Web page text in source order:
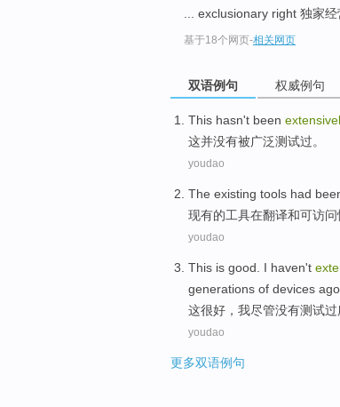
... exclusionary right 独家经
基于18个网页-相关网页
双语例句 权威例句
This hasn't been
这并没有被广泛测试过。
youdao
The existing tools had
现有的工具在翻译和可访问
youdao
This is good I haven't
generations of devices ago,
这很好， 我尽管没有测试过
youdao
更多双语例句